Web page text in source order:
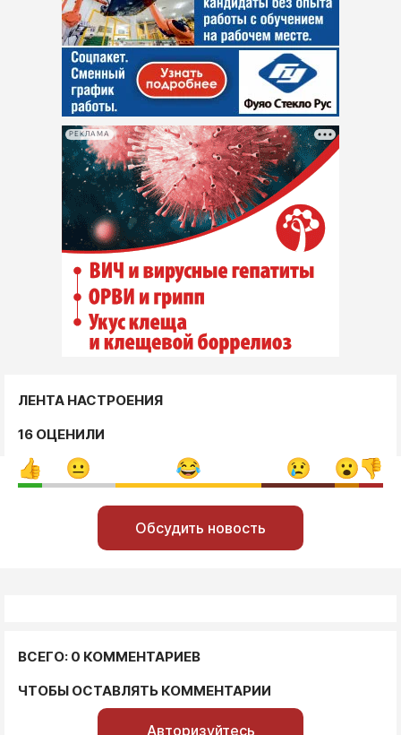
РЕКЛАМА
ЛЕНТА НАСТРОЕНИЯ
16 ОЦЕНИЛИ
Обсудить новость
ВСЕГО: 0 КОММЕНТАРИЕВ
ЧТОБЫ ОСТАВЛЯТЬ КОММЕНТАРИИ
Авторизуйтесь